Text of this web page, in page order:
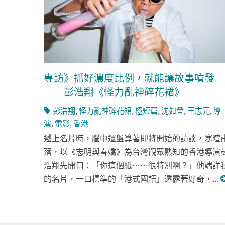
專訪》抓好濃度比例，就能讓故事噴發
——彭浩翔《怪力亂神碎花裙》
彭浩翔,怪力亂神碎花裙,極短篇,沈如瑩, 王志元,導
演, 電影,香港
遞上名片時，腦中還盤算著即將開始的訪談，寒暄
落，以《志明與春嬌》為台灣觀眾熟知的香港導演
浩翔先開口：「你這個紙……很特別啊？」他端詳
的名片，一口標準的「港式國語」透露著好奇，...